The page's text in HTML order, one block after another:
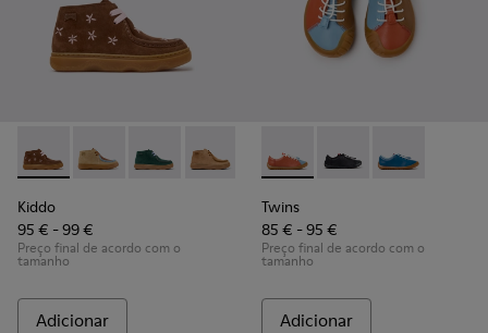
Kiddo - K900398-005 - Botins castanhos de camurça e pele
Kiddo - K900398-004
Kiddo - K900398-002
Kiddo - K900398-001
Kiddo
95 € - 99 €
Preço final de acordo com o
tamanho
Adicionar
Twins - K800707-008 -
Twins - K800707-007
Twins -
Twins
85 € - 95 €
Preço final de acordo com o
tamanho
Adicionar